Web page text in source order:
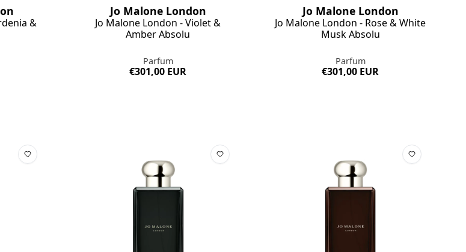
&
Jo Malone London
Jo Malone London - Violet &
Amber Absolu
Parfum
€301,00 EUR
Jo Malone London
Jo Malone London - Rose & White
Musk Absolu
Parfum
€301,00 EUR